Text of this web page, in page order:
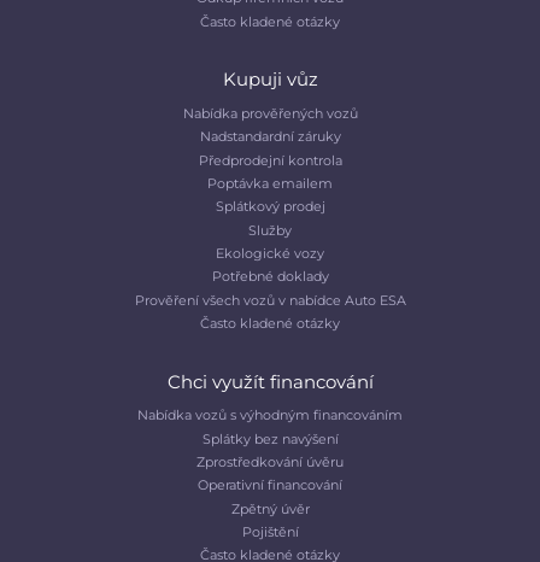
Často kladené otázky
Kupuji vůz
Nabídka prověřených vozů
Nadstandardní záruky
Předprodejní kontrola
Poptávka emailem
Splátkový prodej
Služby
Ekologické vozy
Potřebné doklady
Prověření všech vozů v nabídce Auto ESA
Často kladené otázky
Chci využít financování
Nabídka vozů s výhodným financováním
Splátky bez navýšení
Zprostředkování úvěru
Operativní financování
Zpětný úvěr
Pojištění
Často kladené otázky